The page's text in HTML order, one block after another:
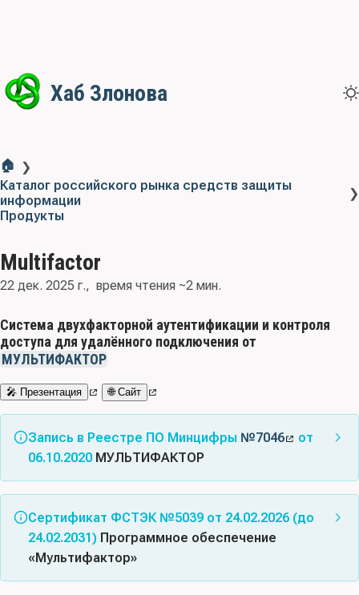
Хаб Злонова
🏠 ❯
Каталог российского рынка средств защиты
информации
❯
Продукты
Multifactor
22 дек. 2025 г. время чтения ~2 мин.
Система двухфакторной аутентификации и контроля
доступа для удалённого подключения от
МУЛЬТИФАКТОР
🎤 Презентация 🌐 Сайт
Запись в Реестре ПО Минцифры №7046
от
06.10.2020 МУЛЬТИФАКТОР
Альтернативные названия:нет
Класс(ы) ПО:03.12 - Средства управления доступом к
информационным ресурсам
Сертификат ФСТЭК №5039 от 24.02.2026 (до
24.02.2031) Программное обеспечение
«Мультифактор»